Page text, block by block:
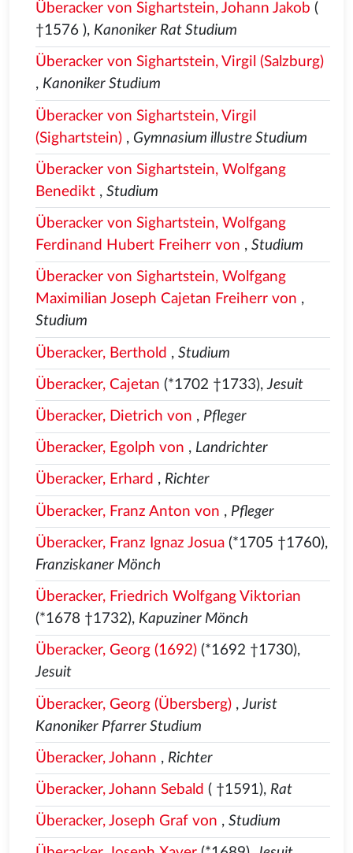
Überacker von Sighartstein, Johann Jakob (
†1576 ), Kanoniker Rat Studium
Überacker von Sighartstein, Virgil (Salzburg)
, Kanoniker Studium
Überacker von Sighartstein, Virgil
(Sighartstein), Gymnasium illustre Studium
Überacker von Sighartstein, Wolfgang
Benedikt, Studium
Überacker von Sighartstein, Wolfgang
Ferdinand Hubert Freiherr von , Studium
Überacker von Sighartstein, Wolfgang
Maximilian Joseph Cajetan Freiherr von ,
Studium
Überacker, Berthold , Studium
Überacker, Cajetan (*1702 †1733), Jesuit
Überacker, Dietrich von , Pfleger
Überacker, Egolph von , Landrichter
Überacker, Erhard , Richter
Überacker, Franz Anton von , Pfleger
Überacker, Franz Ignaz Josua(*1705 †1760),
Franziskaner Mönch
Überacker, Friedrich Wolfgang Viktorian
(*1678 †1732), Kapuziner Mönch
Überacker, Georg (1692)(*1692 †1730),
Jesuit
Überacker, Georg (Übersberg), Jurist
Kanoniker Pfarrer Studium
Überacker, Johann , Richter
Überacker, Johann Sebald ( †1591), Rat
Überacker, Joseph Graf von , Studium